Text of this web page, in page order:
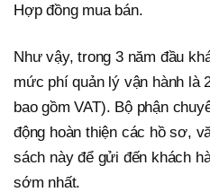
Hợp đồng mua bán.
Như vậy, trong 3 năm đầu
mức phí quản lý vận hành là
bao gồm VAT). Bộ phận
động hoàn thiện các hồ sơ,
sách này để gửi đến khách
sớm nhất.